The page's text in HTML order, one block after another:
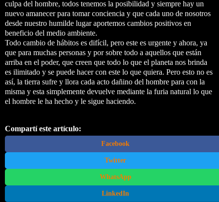
culpa del hombre, todos tenemos la posibilidad y siempre hay un
nuevo amanecer para tomar conciencia y que cada uno de nosotros
desde nuestro humilde lugar aportemos cambios positivos en
beneficio del medio ambiente.
Todo cambio de hábitos es difícil, pero este es urgente y ahora, ya
que para muchas personas y por sobre todo a aquellos que están
arriba en el poder, que creen que todo lo que el planeta nos brinda
es ilimitado y se puede hacer con este lo que quiera. Pero esto no es
así, la tierra sufre y llora cada acto dañino del hombre para con la
misma y esta simplemente devuelve mediante la furia natural lo que
el hombre le ha hecho y le sigue haciendo.
Compartí este artículo:
Facebook
Twitter
WhatsApp
LinkedIn